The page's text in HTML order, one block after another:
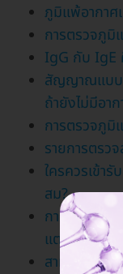
ภูมิแพ้อากาศ
การตรวจภูมิ
IgG กับ IgE
สัญญาณแบบ
ถ้ายังไม่มีอา
การตรวจภูมิ
รายการตรว
ใครควรเข้า
สม?
การตรวจภูมิ
แตกต่างกันหรื
สามารถนำผล